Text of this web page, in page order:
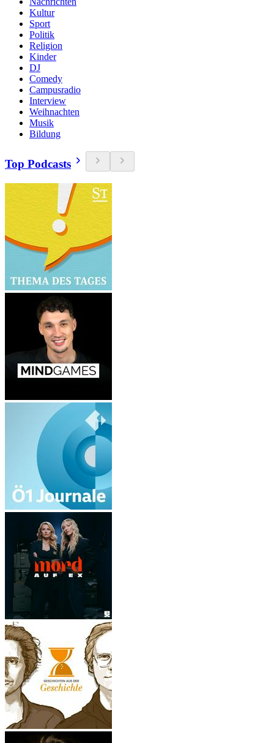
Kultur
Sport
Politik
Religion
Kinder
DJ
Comedy
Campusradio
Interview
Weihnachten
Musik
Bildung
Top Podcasts